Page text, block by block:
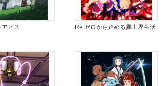
アビス Re:ゼロから始める異世界生活